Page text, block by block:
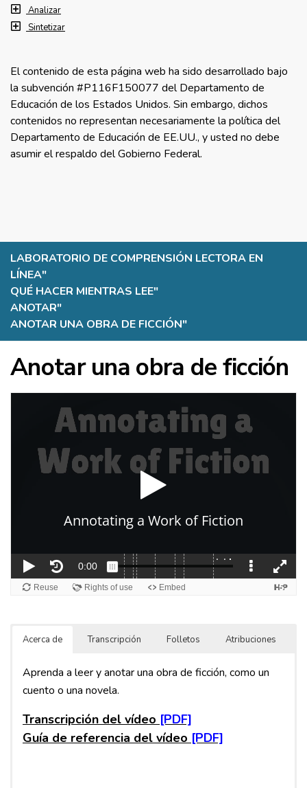
LABORATORIO DE COMPRENSIÓN LECTORA EN
LÍNEA"
QUÉ HACER MIENTRAS LEE"
ANOTAR"
ANOTAR UNA OBRA DE FICCIÓN"
Anotar una obra de ficción
Acerca de Transcripción Folletos Atribuciones
Aprenda a leer y anotar una obra de ficción, como un
cuento o una novela.
Transcripción del vídeo
Guía de referencia del vídeo
Analizar
Sintetizar
El contenido de esta página web ha sido desarrollado bajo
la subvención #P116F150077 del Departamento de
Educación de los Estados Unidos. Sin embargo, dichos
contenidos no representan necesariamente la política del
Departamento de Educación de EE.UU., y usted no debe
asumir el respaldo del Gobierno Federal.